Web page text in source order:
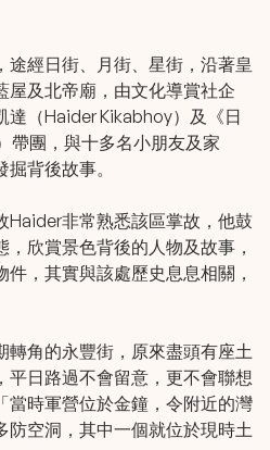
途經日街、月街、星街，沿著皇
屋及北帝廟，由文化導賞社企
達（Haider Kikabhoy）及《日
帶團，與十多名小朋友及家
背後故事。
Haider非常熟悉該區掌故，他鼓
欣賞景色背後的人物及故事，
件，其實與該處歷史息息相關，
轉角的永豐街，原來盡頭有座土
平日路過不會留意，更不會聯想
當時軍營位於金鐘，令附近的灣
防空洞，其中一個就位於現時土